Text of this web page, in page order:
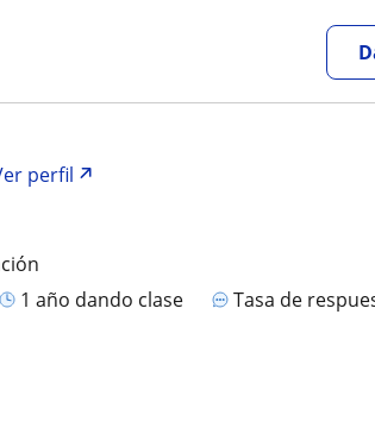
perfil
1 año dando clase Tasa de